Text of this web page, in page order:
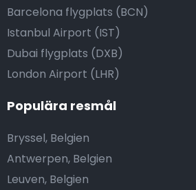
Barcelona flygplats (BCN)
Istanbul Airport (IST)
Dubai flygplats (DXB)
London Airport (LHR)
Populära resmål
Bryssel, Belgien
Antwerpen, Belgien
Leuven, Belgien